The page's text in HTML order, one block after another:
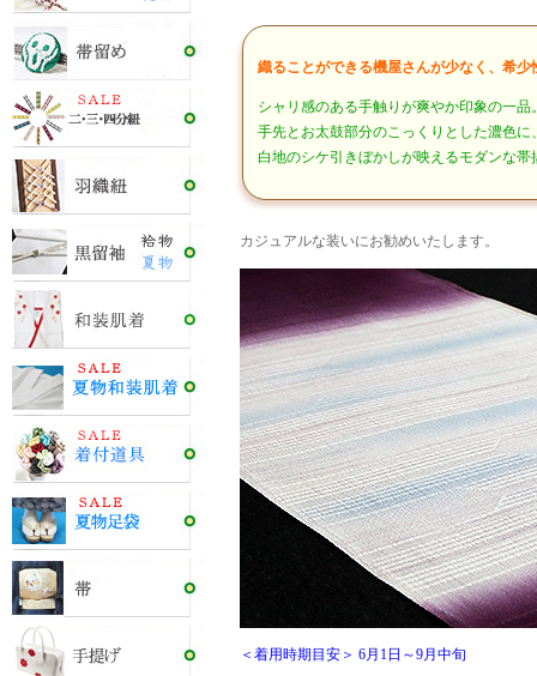
織ることができる機屋さんが少なく、希
シャリ感のある手触りが爽やか印象の一品
手先とお太鼓部分のこっくりとした濃色に
白地のシケ引きぼかしが映えるモダンな帯
カジュアルな装いにお勧めいたします。
＜着用時期目安＞ 6月1日～9月中旬